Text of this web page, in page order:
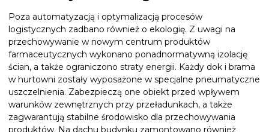
Poza automatyzacją i optymalizacją procesów
logistycznych zadbano również o ekologię. Z uwagi na
przechowywanie w nowym centrum produktów
farmaceutycznych wykonano ponadnormatywną izolację
ścian, a także ograniczono straty energii. Każdy dok i brama
w hurtowni zostały wyposażone w specjalne pneumatyczne
uszczelnienia. Zabezpieczą one obiekt przed wpływem
warunków zewnętrznych przy przeładunkach, a także
zagwarantują stabilne środowisko dla przechowywania
produktów. Na dachu budynku zamontowano również